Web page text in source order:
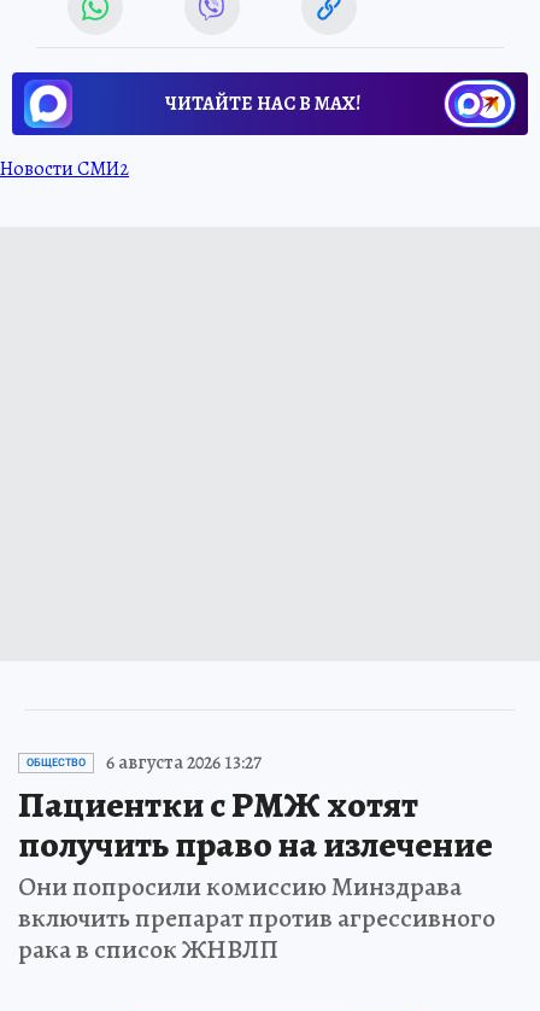
ЧИТАЙТЕ НАС В МАХ!
Новости СМИ2
ОБЩЕСТВО 6 августа 2026 13:27
Пациентки с РМЖ хотят
получить право на излечение
Они попросили комиссию Минздрава
включить препарат против агрессивного
рака в список ЖНВЛП